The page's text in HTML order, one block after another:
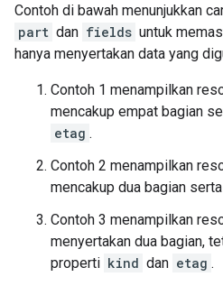
Contoh di bawah menunjukkan
part dan fields untuk
hanya menyertakan data yang
Contoh 1 menampilkan
mencakup empat bagian
etag .
Contoh 2 menampilkan
mencakup dua bagian
Contoh 3 menampilkan
menyertakan dua bagian,
properti kind dan etag .